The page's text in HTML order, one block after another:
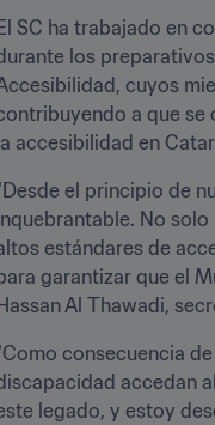
SC ha trabajado en
los
cuyos
a que se
accesibilidad en
el principio de
No
estándares de
garantizar que el
Al Thawadi,
consecuencia
accedan
legado, y estoy